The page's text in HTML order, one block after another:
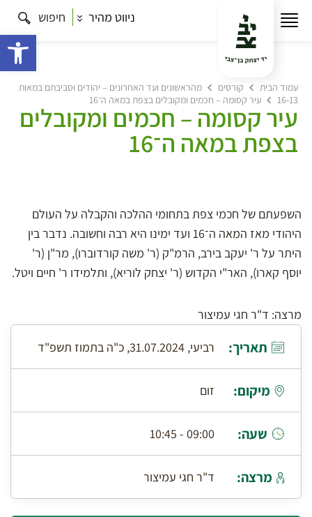
ניווט מהיר חיפוש
עמוד הבית קורסים
מהראשונים ועד האחרונים – יהודים וסביבתם במאות
16-13
עיר קסומה – חכמים ומקובלים בצפת במאה ה־16
עיר קסומה – חכמים ומקובלים
בצפת במאה ה־16
השפעתם של חכמי צפת בתחומי ההלכה והקבלה על העולם
היהודי מאז המאה ה־16 ועד ימינו היא רבה וחשובה. נדבר בין
היתר על ר' יעקב בירב, הרמ"ק (ר' משה קורדוברו), מר"ן (ר'
יוסף קארו), האר"י הקדוש (ר' יצחק לוריא), ותלמידו ר' חיים ויטל.
מרצה: ד"ר חגי עמיצור
תאריך: רביעי, 31.07.2024, כ"ה בתמוז תשפ"ד
מיקום: זום
שעה: 09:00 - 10:45
מרצה: ד"ר חגי עמיצור